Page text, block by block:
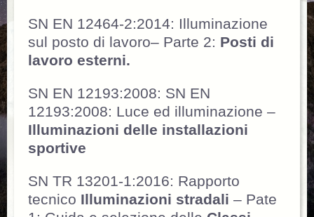
SN EN 12464-2:2014: Illuminazione
sul posto di lavoro– Parte 2: Posti di
lavoro esterni.
SN EN 12193:2008: SN EN
12193:2008: Luce ed illuminazione –
Illuminazioni delle installazioni
sportive
SN TR 13201-1:2016: Rapporto
tecnico Illuminazioni stradali – Pate